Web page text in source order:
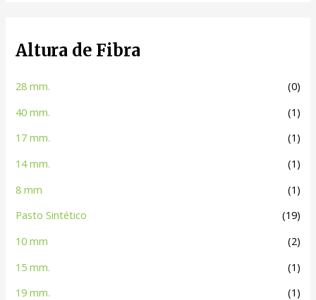
Altura de Fibra
28 mm.
(0)
40 mm.
(1)
17 mm.
(1)
14 mm.
(1)
8 mm
(1)
Pasto Sintético
(19)
10 mm
(2)
15 mm.
(1)
19 mm.
(1)